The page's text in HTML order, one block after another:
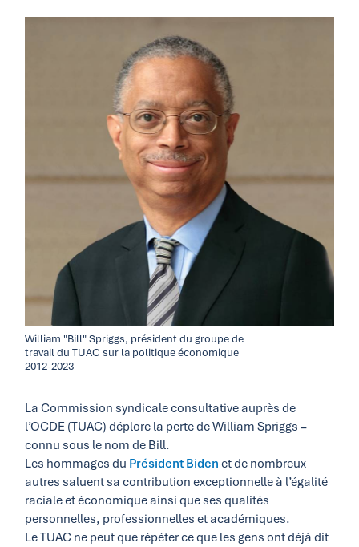
William "Bill" Spriggs, président du groupe de
travail du TUAC sur la politique économique
2012-2023
La Commission syndicale consultative auprès de
l’OCDE (TUAC) déplore la perte de William Spriggs –
connu sous le nom de Bill.
Les hommages du Président Biden et de nombreux
autres saluent sa contribution exceptionnelle à l’égalité
raciale et économique ainsi que ses qualités
personnelles, professionnelles et académiques.
Le TUAC ne peut que répéter ce que les gens ont déjà dit